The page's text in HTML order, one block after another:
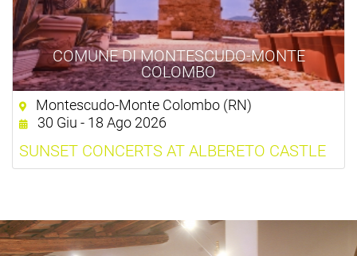
COMUNE DI MONTESCUDO-MONTE
COLOMBO
Montescudo-Monte Colombo (RN)
30 Giu - 18 Ago 2026
SUNSET CONCERTS AT ALBERETO CASTLE